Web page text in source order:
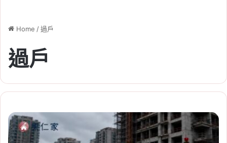
Home /過戶
過戶